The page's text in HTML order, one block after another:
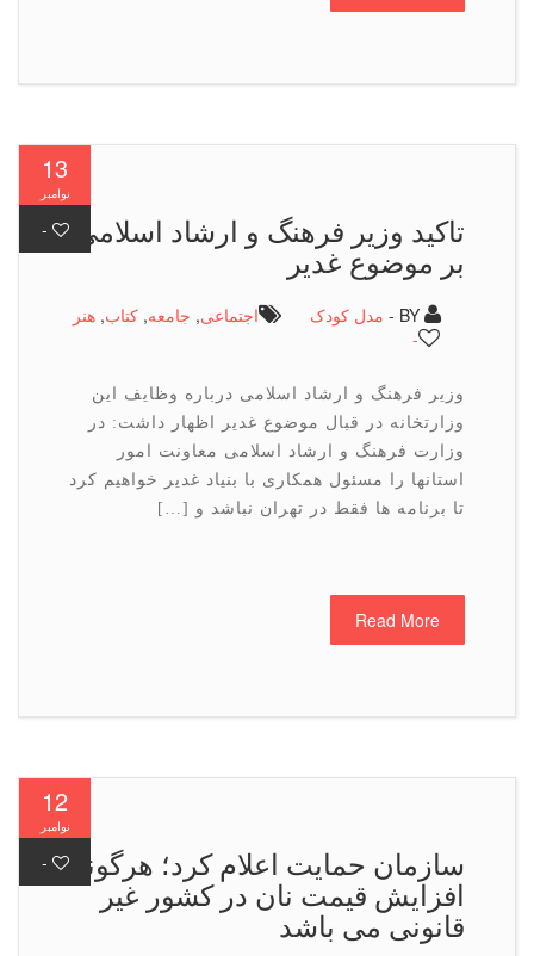
-
تاکید وزیر فرهنگ و ارشاد اسلامی
بر موضوع غدیر
مدل کودک اجتماعی,جامعه ,كتاب,هنر
وزیر فرهنگ و ارشاد اسلامی درباره وظایف این
وزارتخانه در قبال موضوع غدیر اظهار داشت: در
وزارت فرهنگ و ارشاد اسلامی معاونت امور
استانها را مسئول همکاری با بنیاد غدیر خواهیم کرد
تا برنامه ها فقط در تهران نباشد و […]
Read More
-
سازمان حمایت اعلام كرد؛ هرگونه
افزایش قیمت نان در کشور غیر
قانونی می باشد